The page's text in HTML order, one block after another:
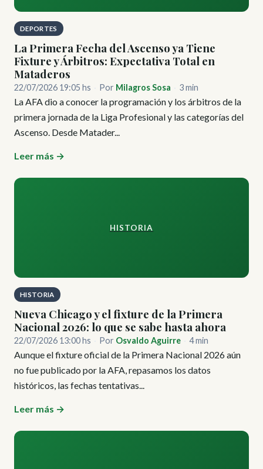
DEPORTES
La Primera Fecha del Ascenso ya Tiene
Fixture y Árbitros: Expectativa Total en
Mataderos
22/07/2026 19:05 hs Por Milagros Sosa 3 min
La AFA dio a conocer la programación y los árbitros de la
primera jornada de la Liga Profesional y las categorías del
Ascenso. Desde Matader...
Leer más →
HISTORIA
HISTORIA
Nueva Chicago y el fixture de la Primera
Nacional 2026: lo que se sabe hasta ahora
22/07/2026 13:00 hs Por Osvaldo Aguirre 4 min
Aunque el fixture oficial de la Primera Nacional 2026 aún
no fue publicado por la AFA, repasamos los datos
históricos, las fechas tentativas...
Leer más →